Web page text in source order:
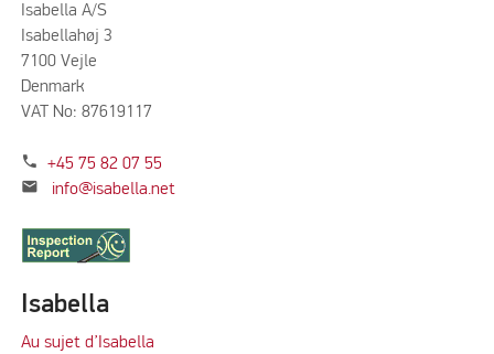
Isabella A/S
Isabellahøj 3
7100 Vejle
Denmark
VAT No: 87619117
phone +45 75 82 07 55
mail info@isabella.net
Isabella
Au sujet d’Isabella